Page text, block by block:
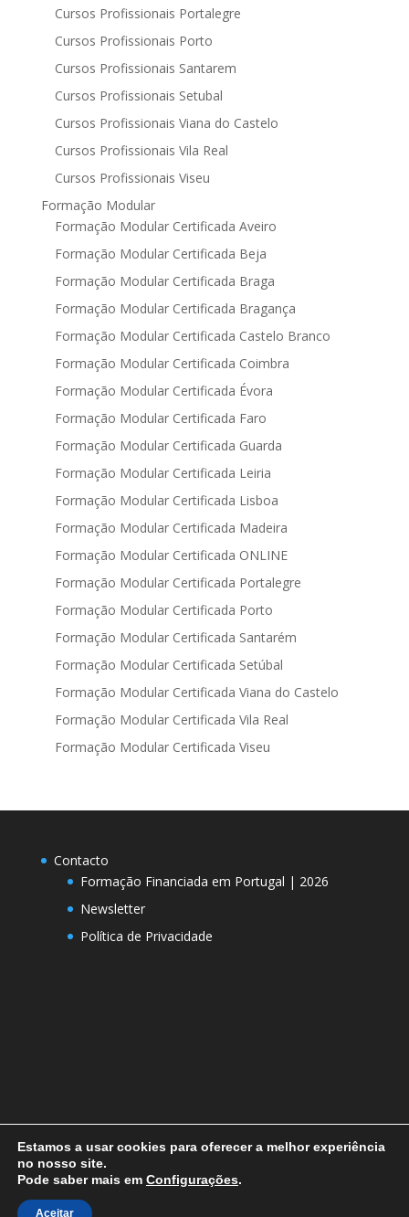
Cursos Profissionais Portalegre
Cursos Profissionais Porto
Cursos Profissionais Santarem
Cursos Profissionais Setubal
Cursos Profissionais Viana do Castelo
Cursos Profissionais Vila Real
Cursos Profissionais Viseu
Formação Modular
Formação Modular Certificada Aveiro
Formação Modular Certificada Beja
Formação Modular Certificada Braga
Formação Modular Certificada Bragança
Formação Modular Certificada Castelo Branco
Formação Modular Certificada Coimbra
Formação Modular Certificada Évora
Formação Modular Certificada Faro
Formação Modular Certificada Guarda
Formação Modular Certificada Leiria
Formação Modular Certificada Lisboa
Formação Modular Certificada Madeira
Formação Modular Certificada ONLINE
Formação Modular Certificada Portalegre
Formação Modular Certificada Porto
Formação Modular Certificada Santarém
Formação Modular Certificada Setúbal
Formação Modular Certificada Viana do Castelo
Formação Modular Certificada Vila Real
Formação Modular Certificada Viseu
Contacto
Formação Financiada em Portugal | 2026
Newsletter
Política de Privacidade
Designed by
Estamos a usar cookies para oferecer a melhor experiência
no nosso site.
Pode saber mais em Configurações.
Aceitar